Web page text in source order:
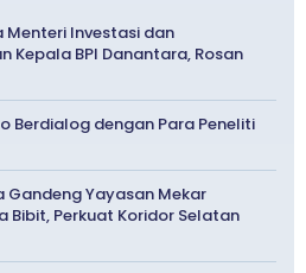
Menteri Investasi dan
Kepala BPI Danantara, Rosan
Berdialog dengan Para Peneliti
Gandeng Yayasan Mekar
Bibit, Perkuat Koridor Selatan